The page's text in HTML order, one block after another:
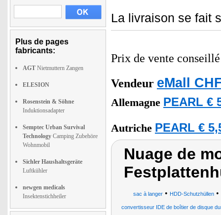
Plus de pages
fabricants:
AGT Nietmuttern Zangen
ELESION
Rosenstein & Söhne
Induktionsadapter
Semptec Urban Survival
Technology Camping Zubehöre
Wohnmobil
Sichler Haushaltsgeräte
Luftkühler
newgen medicals
Insektenstichheiler
La livraison se fait
Prix de vente
Vendeur eMall
Allemagne PEARL €
Autriche PEARL €
Nuage de
sac à langer • HDD-Schutzhüllen •
convertisseur IDE de boîtier de disque